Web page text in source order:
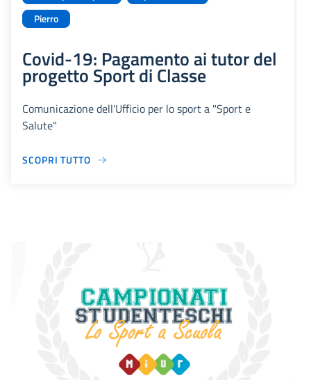
Pierro
Covid-19: Pagamento ai tutor del
progetto Sport di Classe
Comunicazione dell'Ufficio per lo sport a "Sport e
Salute"
SCOPRI TUTTO